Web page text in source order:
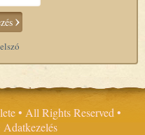
• All Rights Reserved •
Adatkezelés